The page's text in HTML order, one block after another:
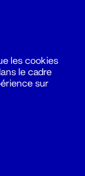
les cookies
le cadre
sur